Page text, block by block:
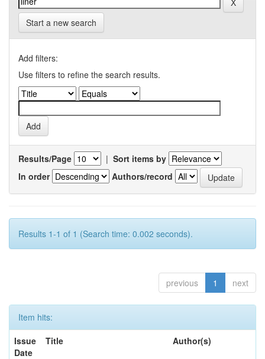
Start a new search
Add filters:
Use filters to refine the search results.
Results/Page | Sort items by
In order
Authors/record
Results 1-1 of 1 (Search time: 0.002 seconds).
previous 1 next
Item hits:
Issue
Date
Title Author(s)